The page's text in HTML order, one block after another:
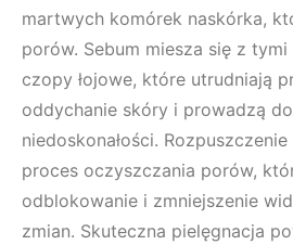
martwych komórek naskórka,
porów. Sebum miesza się z
czopy łojowe, które utrudniają
oddychanie skóry i prowadzą
niedoskonałości.
proces oczyszczania porów,
odblokowanie i zmniejszenie
zmian. Skuteczna pielęgnacja